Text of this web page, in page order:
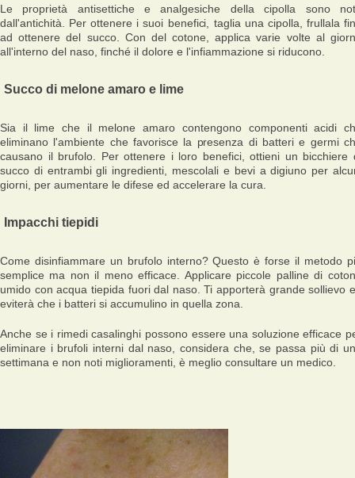
Le proprietà antisettiche e analgesiche della cipolla sono
dall'antichità. Per ottenere i suoi benefici, taglia una cipolla, frullala
ad ottenere del succo. Con del cotone, applica varie volte al
all'interno del naso, finché il dolore e l'infiammazione si riducono.
Succo di melone amaro e lime
Sia il lime che il melone amaro contengono componenti acidi
eliminano l'ambiente che favorisce la presenza di batteri e germi
causano il brufolo. Per ottenere i loro benefici, ottieni un bicchiere
succo di entrambi gli ingredienti, mescolali e bevi a digiuno per
giorni, per aumentare le difese ed accelerare la cura.
Impacchi tiepidi
Come disinfiammare un brufolo interno? Questo è forse il metodo
semplice ma non il meno efficace. Applicare piccole palline di
umido con acqua tiepida fuori dal naso. Ti apporterà grande sollievo
eviterà che i batteri si accumulino in quella zona.
Anche se i rimedi casalinghi possono essere una soluzione efficace
eliminare i brufoli interni dal naso, considera che, se passa più di
settimana e non noti miglioramenti, è meglio consultare un medico.